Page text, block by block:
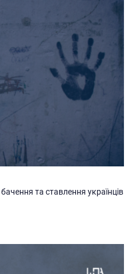
бачення та ставлення українців